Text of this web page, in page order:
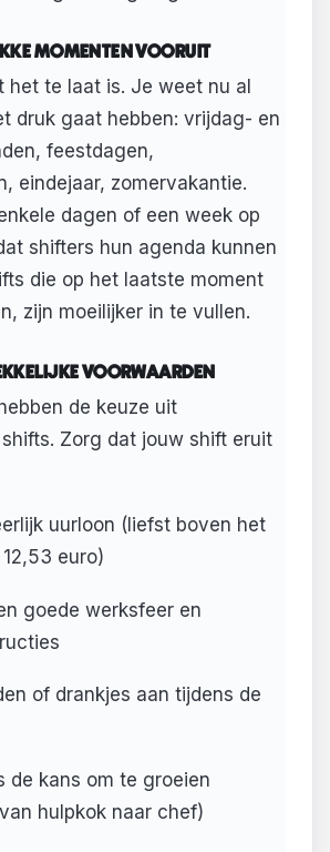
MOMENTEN VOORUIT
het te laat is. Je weet nu al
druk gaat hebben: vrijdag- en
feestdagen,
eindejaar, zomervakantie.
dagen of een week op
shifters hun agenda kunnen
die op het laatste moment
zijn moeilijker in te vullen.
VOORWAARDEN
de keuze uit
Zorg dat jouw shift eruit
uurloon (liefst boven het
euro)
goede werksfeer en
of drankjes aan tijdens de
de kans om te groeien
hulpkok naar chef)